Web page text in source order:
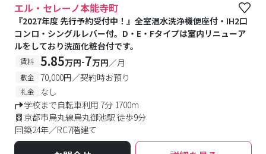
エル・セレーノ本能寺町
『2027年度 先行予約受付中！』全室温水洗浄機便座付・IH2口
コンロ・シングルレバー付。D・E・Fタイプは室内リニューア
ルをしており洗面化粧台付です。
賃料 5.85万円-7万円／月
敷金 70,000円／契約時お預り
礼金
なし
学校まで自転車利用 7分 1700m
京都市烏丸線烏丸御池駅 徒歩9分
築24年／RC7階建て